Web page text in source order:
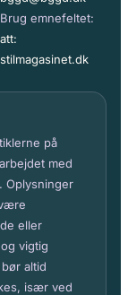
Brug emnefeltet:
att:
stilmagasinet.dk
på
med
Oplysninger
eller
vigtig
altid
især ved